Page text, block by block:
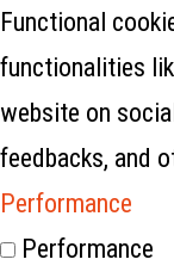
Functional
functionalities
website on
feedbacks, and
Performance
Performance